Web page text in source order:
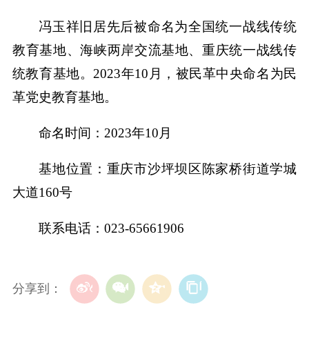
冯玉祥旧居先后被命名为全国统一战线传统
教育基地、海峡两岸交流基地、重庆统一战线传
统教育基地。2023年10月，被民革中央命名为民
革党史教育基地。
命名时间：2023年10月
基地位置：重庆市沙坪坝区陈家桥街道学城
大道160号
联系电话：023-65661906
分享到：